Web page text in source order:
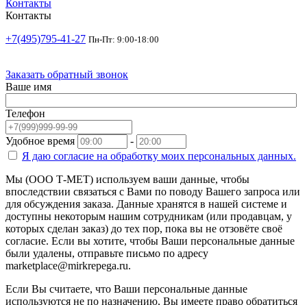
Контакты
Контакты
+7(495)795-41-27 Пн-Пт: 9:00-18:00
Заказать обратный звонок
Ваше имя
Телефон
Удобное время
-
Я даю согласие на обработку моих персональных данных.
Мы (ООО Т-МЕТ) используем ваши данные, чтобы
впоследствии связаться с Вами по поводу Вашего запроса или
для обсуждения заказа. Данные хранятся в нашей системе и
доступны некоторым нашим сотрудникам (или продавцам, у
которых сделан заказ) до тех пор, пока вы не отзовёте своё
согласие. Если вы хотите, чтобы Ваши персональные данные
были удалены, отправьте письмо по адресу
marketplace@mirkrepega.ru.
Если Вы считаете, что Ваши персональные данные
используются не по назначению, Вы имеете право обратиться